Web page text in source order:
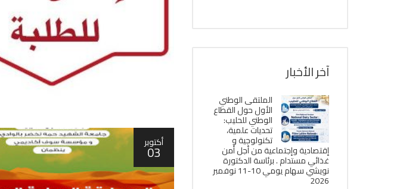
أكتوبر
03
آخر الأخبار
الملتقى الوطني
الأول حول القطاع
الوطني للحليب:
تحديات علمية،
تكنولوجية و
إقتصادية وإجتماعية من أجل أمن
غذائي مستدام . برئاسة الدكتورة
نويشي سهام يومي 10-11 نوفمبر
2026